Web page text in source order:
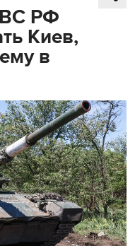
ВС РФ
Киев,
в